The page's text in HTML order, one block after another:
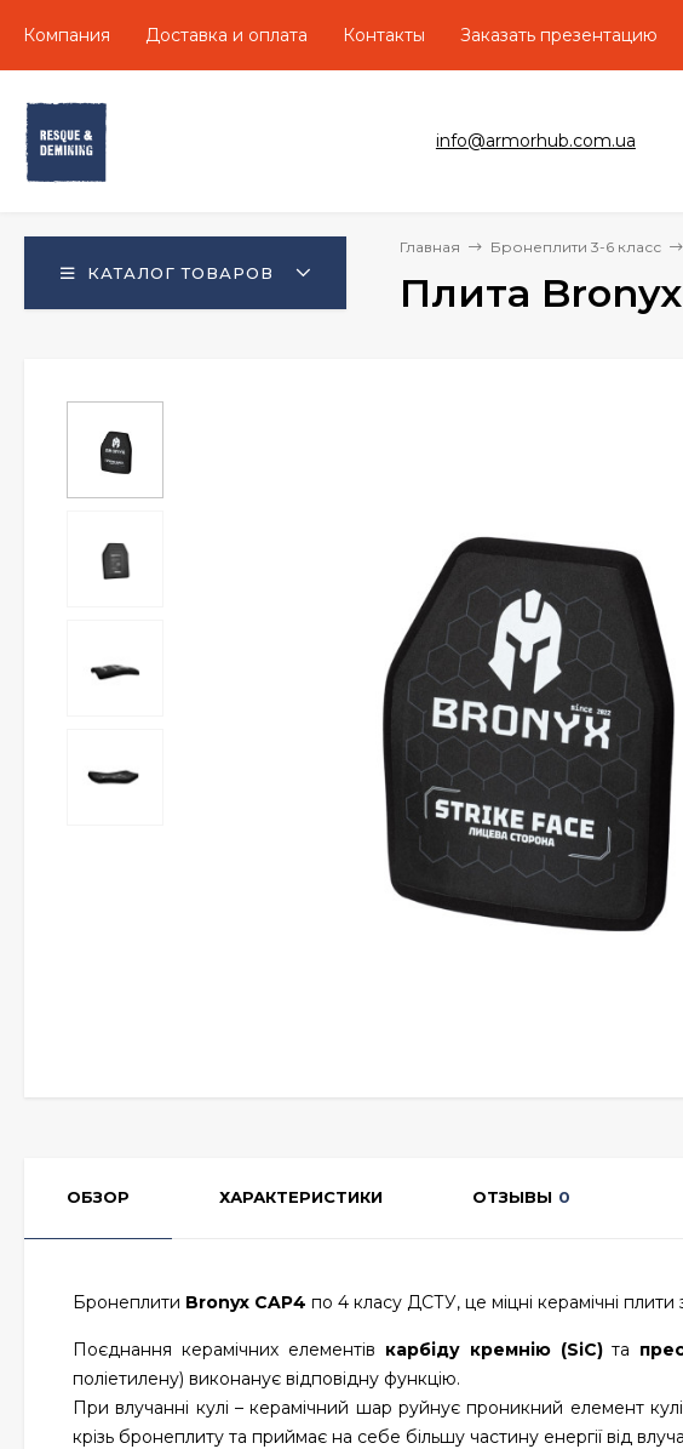
Компания Доставка и оплата Контакты Заказать презентацию
info@armorhub.com.ua
КАТАЛОГ ТОВАРОВ
Главная Бронеплити 3-6 класс
Плита
ОБЗОР ХАРАКТЕРИСТИКИ ОТЗЫВЫ 0
Бронеплити Bronyx CAP4 по 4 класу ДСТУ, це міцні керамічні
Поєднання керамічних елементів карбіду кремнію (SiC)та
поліетилену) виконанує відповідну функцію.
При влучанні кулі – керамічний шар руйнує проникний елемент
крізь бронеплиту та приймає на себе більшу частину енергії від